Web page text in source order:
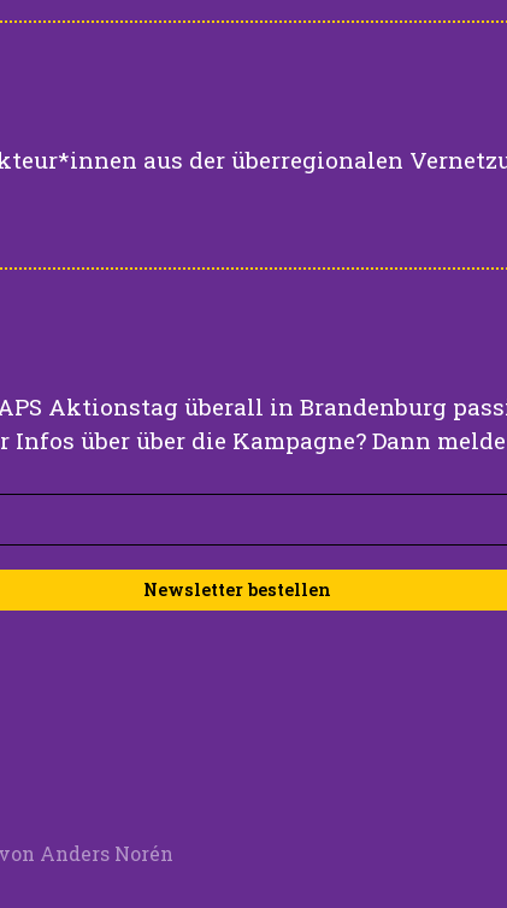
aus der überregionalen
Aktionstag überall in Brandenburg
über über die Kampagne? Dann
Anders Norén